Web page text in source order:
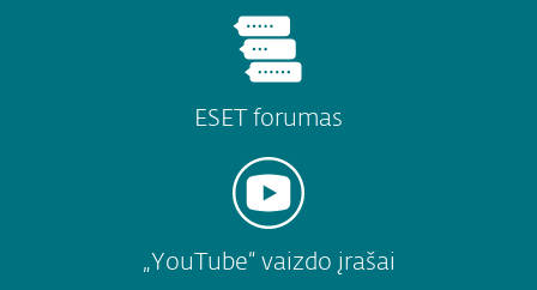
ESET forumas
„YouTube“ vaizdo įrašai